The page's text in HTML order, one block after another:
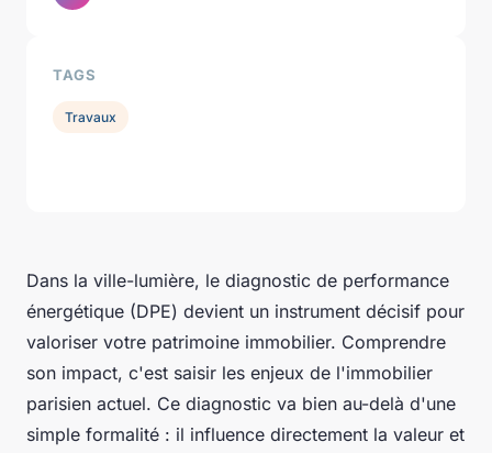
Dans la ville-lumière, le diagnostic de performance
énergétique (DPE) devient un instrument décisif pour
valoriser votre patrimoine immobilier. Comprendre
son impact, c'est saisir les enjeux de l'immobilier
parisien actuel. Ce diagnostic va bien au-delà d'une
simple formalité : il influence directement la valeur et
TAGS
Travaux